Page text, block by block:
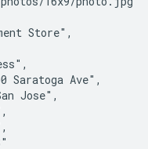
Store",
Saratoga Ave",
Jose",